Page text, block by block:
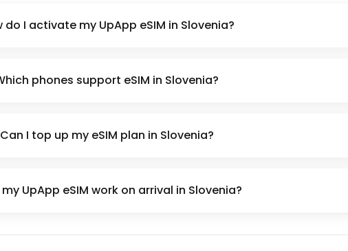
do I activate my UpApp eSIM in Slovenia?
phones support eSIM in Slovenia?
Can I top up my eSIM plan in Slovenia?
UpApp eSIM work on arrival in Slovenia?